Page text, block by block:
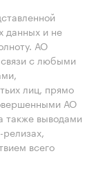
данных и не
АО
связи с любыми
лиц, прямо
АО
также выводами
всего